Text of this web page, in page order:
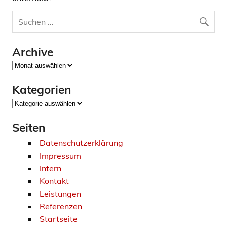
Archive
Archive
Kategorien
Kategorien
Seiten
Datenschutzerklärung
Impressum
Intern
Kontakt
Leistungen
Referenzen
Startseite